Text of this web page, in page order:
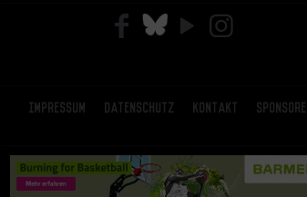
Impressum Datenschutz Kontakt